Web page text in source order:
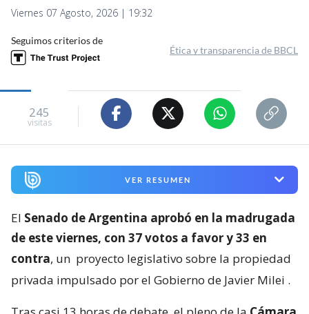
Viernes 07 Agosto, 2026 | 19:32
Seguimos criterios de
Ética y transparencia de BBCL
245
visitas
VER RESUMEN
El Senado de Argentina aprobó en la madrugada
de este viernes, con 37 votos a favor y 33 en
contra, un proyecto legislativo sobre la propiedad
privada impulsado por el Gobierno de Javier Milei .